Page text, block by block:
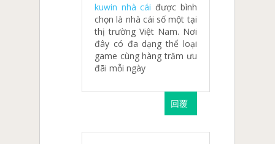
kuwin nhà cái được bình
chọn là nhà cái số một tại
thị trường Việt Nam. Nơi
đây có đa dạng thể loại
game cùng hàng trăm ưu
đãi mỗi ngày
回覆